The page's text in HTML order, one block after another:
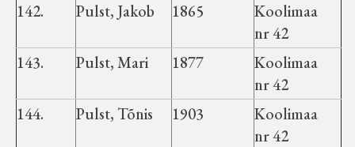
142.
Pulst, Jakob 1865
Koolimaa
nr 42
143.
Pulst, Mari 1877
Koolimaa
nr 42
144.
Pulst, Tõnis 1903
Koolimaa
nr 42